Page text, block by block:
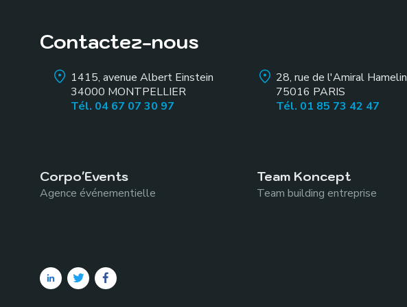
Contactez-nous
1415, avenue Albert Einstein
34000 MONTPELLIER
Tél. 04 67 07 30 97
28, rue de l'Amiral Hamelin
75016 PARIS
Tél. 01 85 73 42 47
Corpo'Events
Agence événementielle
Team Koncept
Team building entreprise